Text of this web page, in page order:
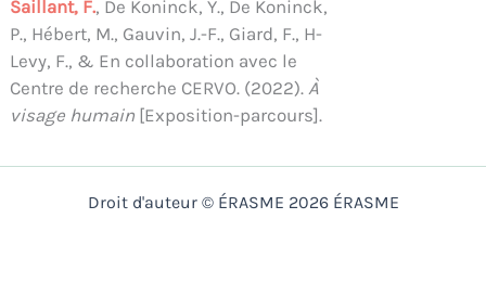
Saillant, F., De Koninck, Y., De Koninck,
P., Hébert, M., Gauvin, J.-F., Giard, F., H-
Levy, F., & En collaboration avec le
Centre de recherche CERVO. (2022). À
visage humain [Exposition-parcours].
Droit d'auteur © ÉRASME 2026 ÉRASME